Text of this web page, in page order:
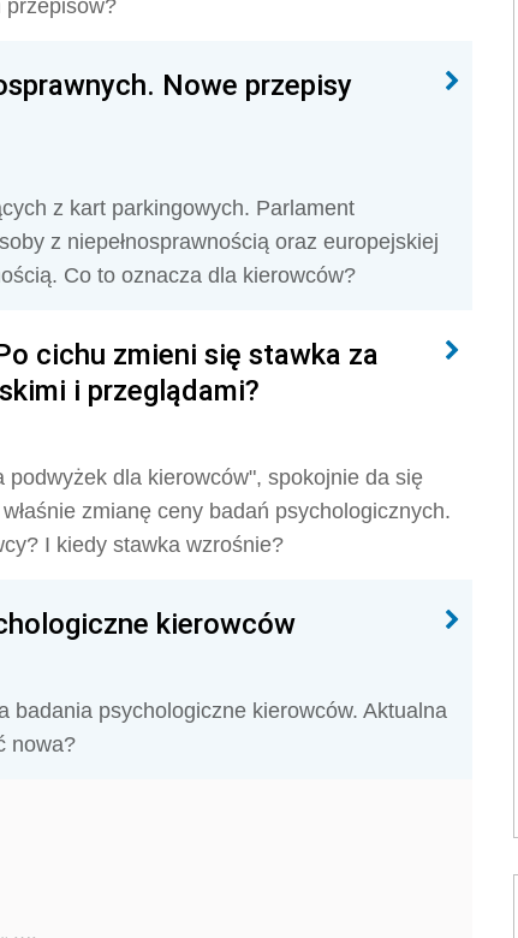
przepisów?
Nowe przepisy
z kart parkingowych. Parlament
z niepełnosprawnością oraz europejskiej
Co to oznacza dla kierowców?
cichu zmieni się stawka za
i przeglądami?
podwyżek dla kierowców", spokojnie da się
zmianę ceny badań psychologicznych.
I kiedy stawka wzrośnie?
kierowców
badania psychologiczne kierowców. Aktualna
nowa?